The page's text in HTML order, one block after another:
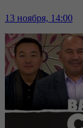
13 ноября, 14:00